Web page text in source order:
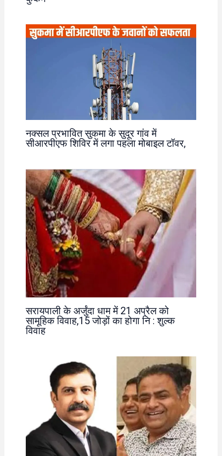
नक्सल प्रभावित सुकमा के सुदूर गांव में
सीआरपीएफ शिविर में लगा पहला मोबाइल टॉवर,
सरायपाली के अर्जुंदा धाम में 21 अप्रैल को
सामूहिक विवाह,15 जोड़ों का होगा नि : शुल्क
विवाह